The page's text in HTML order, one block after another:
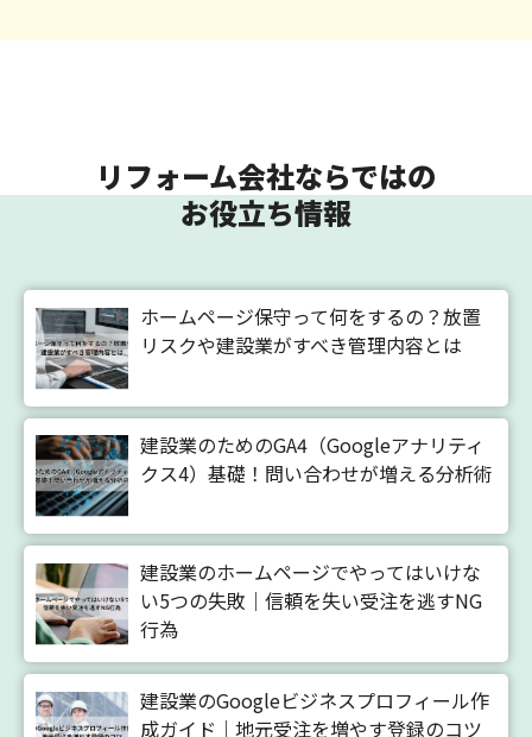
リフォーム会社ならではの
お役立ち情報
ホームページ保守って何をするの？放置
リスクや建設業がすべき管理内容とは
建設業のためのGA4（Googleアナリティ
クス4）基礎！問い合わせが増える分析術
建設業のホームページでやってはいけな
い5つの失敗｜信頼を失い受注を逃すNG
行為
建設業のGoogleビジネスプロフィール作
成ガイド｜地元受注を増やす登録のコツ